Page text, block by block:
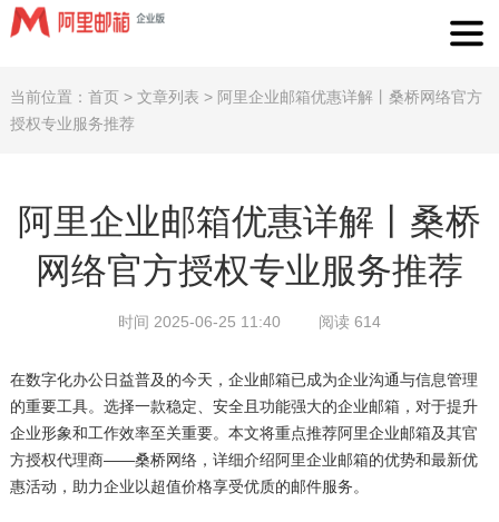
当前位置： 首页> 文章列表 > 阿里企业邮箱优惠详解丨桑桥网络官方
授权专业服务推荐
阿里企业邮箱优惠详解丨桑桥
网络官方授权专业服务推荐
时间 2025-06-25 11:40 阅读 614
在数字化办公日益普及的今天，企业邮箱已成为企业沟通与信息管理
的重要工具。选择一款稳定、安全且功能强大的企业邮箱，对于提升
企业形象和工作效率至关重要。本文将重点推荐阿里企业邮箱及其官
方授权代理商——桑桥网络，详细介绍阿里企业邮箱的优势和最新优
惠活动，助力企业以超值价格享受优质的邮件服务。